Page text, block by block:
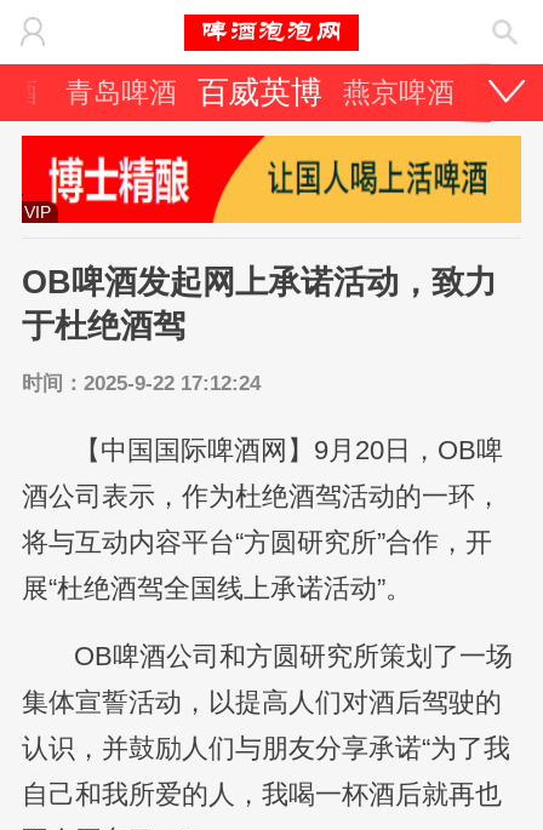
酒 青岛啤酒 百威英博 燕京啤酒 重
VIP
OB啤酒发起网上承诺活动，致力
于杜绝酒驾
时间：2025-9-22 17:12:24
【中国国际啤酒网】9月20日，OB啤
酒公司表示，作为杜绝酒驾活动的一环，
将与互动内容平台“方圆研究所”合作，开
展“杜绝酒驾全国线上承诺活动”。
OB啤酒公司和方圆研究所策划了一场
集体宣誓活动，以提高人们对酒后驾驶的
认识，并鼓励人们与朋友分享承诺“为了我
自己和我所爱的人，我喝一杯酒后就再也